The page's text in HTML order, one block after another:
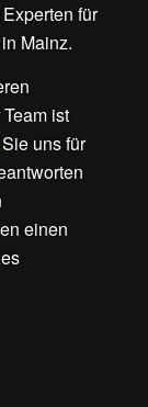
für
Mainz.
ist
Sie uns für
einen